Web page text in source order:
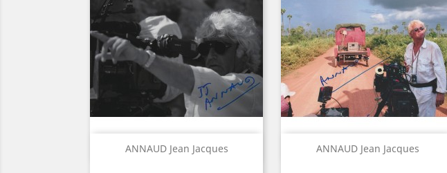
ANNAUD Jean Jacques
Aperçu rapide ANNAUD Jean Jacques
Aperçu rapide